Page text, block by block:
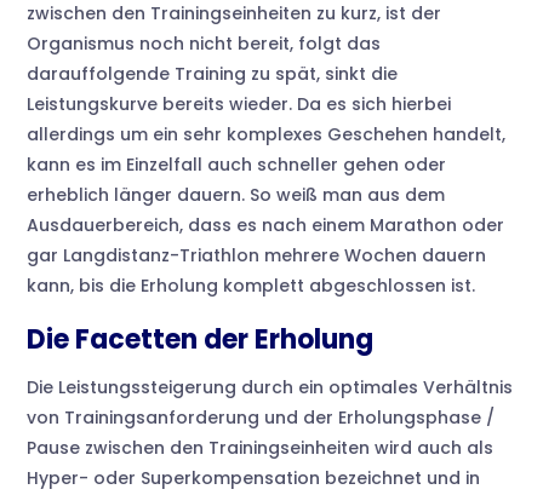
zwischen den Trainingseinheiten zu kurz, ist der
Organismus noch nicht bereit, folgt das
darauffolgende Training zu spät, sinkt die
Leistungskurve bereits wieder. Da es sich hierbei
allerdings um ein sehr komplexes Geschehen handelt,
kann es im Einzelfall auch schneller gehen oder
erheblich länger dauern. So weiß man aus dem
Ausdauerbereich, dass es nach einem Marathon oder
gar Langdistanz-Triathlon mehrere Wochen dauern
kann, bis die Erholung komplett abgeschlossen ist.
Die Facetten der Erholung
Die Leistungssteigerung durch ein optimales Verhältnis
von Trainingsanforderung und der Erholungsphase /
Pause zwischen den Trainingseinheiten wird auch als
Hyper- oder Superkompensation bezeichnet und in